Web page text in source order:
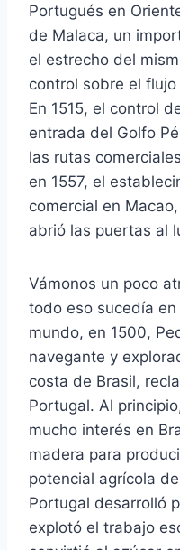
Portugués en
de Malaca, un
el estrecho del
control sobre el
En 1515, el control
entrada del Golfo
las rutas
en 1557, el
comercial en
abrió las puertas al
Vámonos un poco
todo eso sucedía
mundo, en 1500,
navegante y
costa de Brasil,
Portugal. Al
mucho interés en
madera para
potencial agrícola
Portugal desarrolló
explotó el trabajo